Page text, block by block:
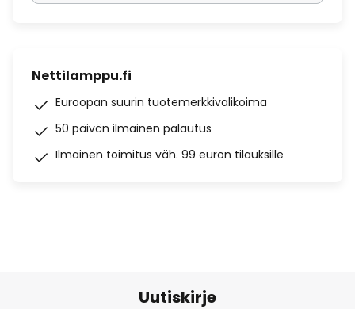
Nettilamppu.fi
Euroopan suurin tuotemerkkivalikoima
50 päivän ilmainen palautus
Ilmainen toimitus väh. 99 euron tilauksille
Uutiskirje